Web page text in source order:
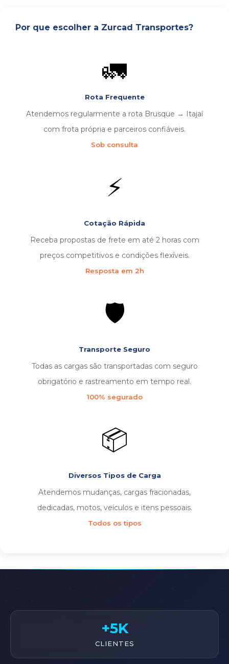
Por que escolher a Zurcad Transportes?
🚛
Rota Frequente
Atendemos regularmente a rota Brusque → Itajaí
com frota própria e parceiros confiáveis.
Sob consulta
⚡
Cotação Rápida
Receba propostas de frete em até 2 horas com
preços competitivos e condições flexíveis.
Resposta em 2h
🛡️
Transporte Seguro
Todas as cargas são transportadas com seguro
obrigatório e rastreamento em tempo real.
100% segurado
📦
Diversos Tipos de Carga
Atendemos mudanças, cargas fracionadas,
dedicadas, motos, veículos e itens pessoais.
Todos os tipos
+5K
CLIENTES